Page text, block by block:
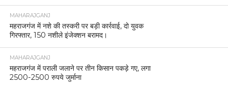
MAHARAJGANJ
महराजगंज में नशे की तस्करी पर बड़ी कार्रवाई, दो युवक
गिरफ्तार, 150 नशीले इंजेक्शन बरामद।
MAHARAJGANJ
महराजगंज में पराली जलाने पर तीन किसान पकड़े गए, लगा
2500-2500 रुपये जुर्माना